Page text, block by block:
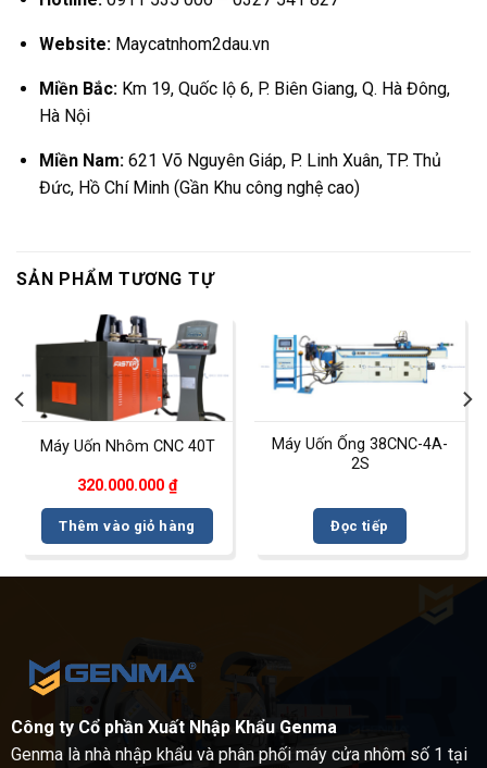
Website:Maycatnhom2dau.vn
Miền Bắc:Km 19, Quốc lộ 6, P. Biên Giang, Q. Hà Đông,
Hà Nội
Miền Nam:621 Võ Nguyên Giáp, P. Linh Xuân, TP. Thủ
Đức, Hồ Chí Minh (Gần Khu công nghệ cao)
SẢN PHẨM TƯƠNG TỰ
Máy Uốn Nhôm CNC 40T
320.000.000 ₫
Thêm vào giỏ hàng
Máy Uốn Ống 38CNC-4A-
2S
Đọc tiếp
Công ty Cổ phần Xuất Nhập Khẩu Genma
Genma là nhà nhập khẩu và phân phối máy cửa nhôm số 1 tại